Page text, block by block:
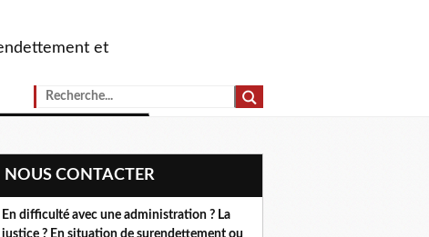
et
NOUS CONTACTER
En difficulté avec une administration ? La
justice ? En situation de surendettement ou